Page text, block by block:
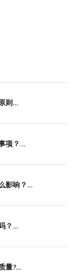
则...
项？...
影响？...
？...
量?...